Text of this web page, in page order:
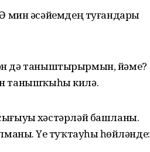
мин әсәйемдең туғандары
дә таныштырырмын, йәме?
танышҡыһы килә.
хәстәрләй башланы.
Үҙе туҡтауһыҙ һөйләнде: